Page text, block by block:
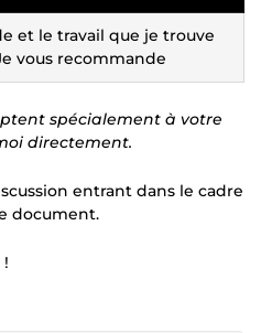
et le travail que je trouve
vous recommande
spécialement à votre
directement.
entrant dans le cadre
document.